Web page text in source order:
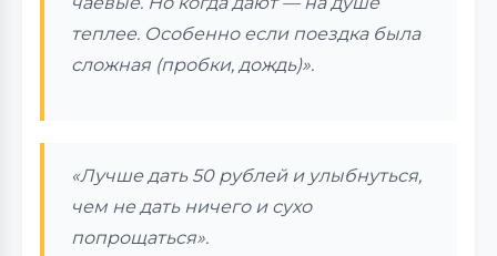
теплее. Особенно если поездка была
сложная (пробки, дождь)».
«Лучше дать 50 рублей и улыбнуться,
чем не дать ничего и сухо
попрощаться».